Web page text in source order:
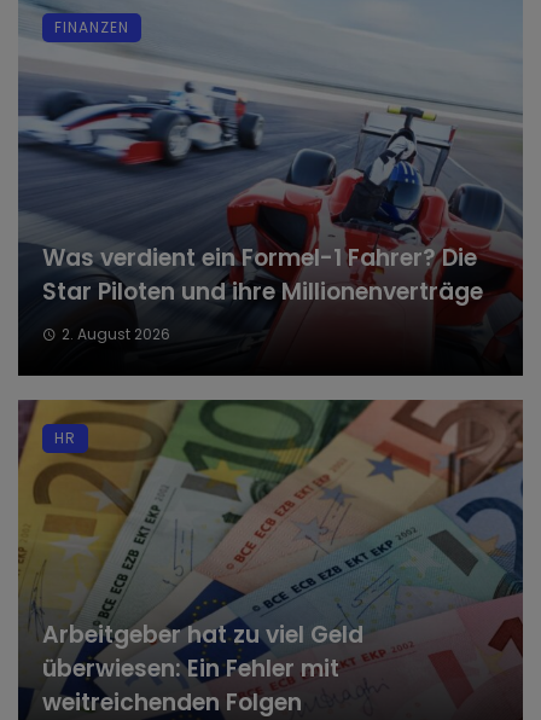
Was verdient ein Formel-1 Fahrer? Die
Star Piloten und ihre Millionenverträge
2. August 2026
FINANZEN
Arbeitgeber hat zu viel Geld
überwiesen: Ein Fehler mit
weitreichenden Folgen
HR